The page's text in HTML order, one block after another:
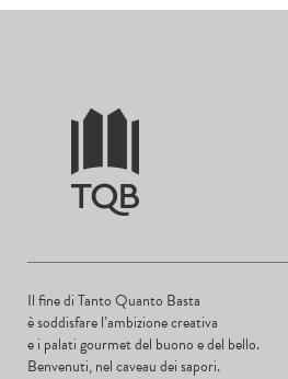
Il fine di Tanto Quanto Basta
è soddisfare l’ambizione creativa
e i palati gourmet del buono e del bello.
Benvenuti, nel caveau dei sapori.